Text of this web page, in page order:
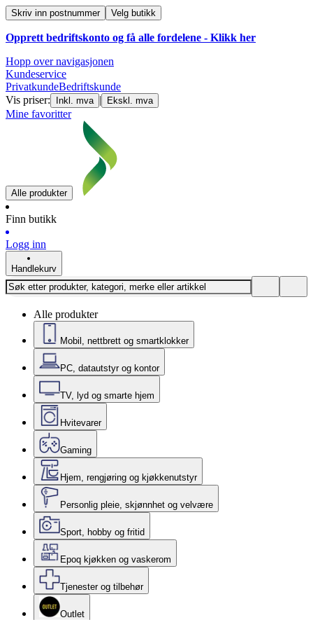
Skriv inn postnummer Velg butikk
Opprett bedriftskonto og få alle fordelene - Klikk her
Hopp over navigasjonen
Kundeservice
PrivatkundeBedriftskunde
Vis priser:
Inkl. mva | Ekskl. mva
Mine favoritter
Alle produkter
Finn butikk
Logg inn
Handlekurv
Alle produkter
Mobil, nettbrett og smartklokker
PC, datautstyr og kontor
TV, lyd og smarte hjem
Hvitevarer
Gaming
Hjem, rengjøring og kjøkkenutstyr
Personlig pleie, skjønnhet og velvære
Sport, hobby og fritid
Epoq kjøkken og vaskerom
Tjenester og tilbehør
Outlet